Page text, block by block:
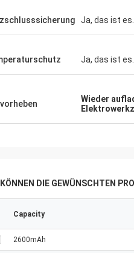
Ja, das ist es.
Ja, das ist es.
Wieder
DIE GEWÜNSCHTEN
Capacity
2600mAh